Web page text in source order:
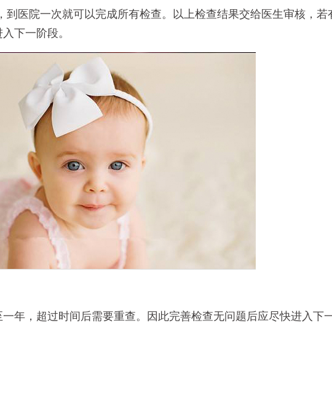
到医院一次就可以完成所有检查。以上检查结果交给医生审核，若
下一阶段。
年，超过时间后需要重查。因此完善检查无问题后应尽快进入下